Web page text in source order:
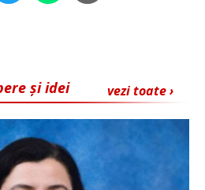
vezi toate ›
și idei